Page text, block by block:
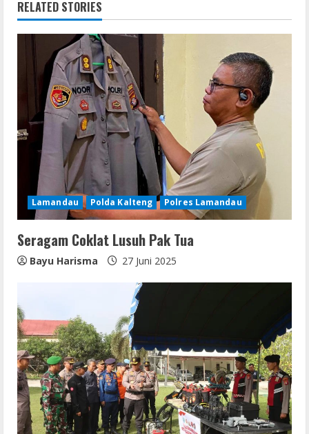
u
a
n
g
RELATED STORIES
Lamandau Polda Kalteng Polres Lamandau
Seragam Coklat Lusuh Pak Tua
Bayu Harisma 27 Juni 2025